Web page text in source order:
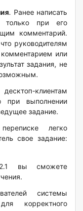
. Ранее написать
при его
комментарий.
руководителям
комментарием или
задания, не
клиентам
при выполнении
задание.
легко
свое задание:
вы сможете
системы
корректного